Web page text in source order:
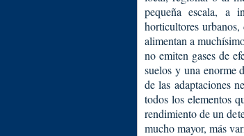
pequeña escala, a
horticultores
alimentan a
no emiten gases de
suelos y una enorme
de las adaptaciones
todos los elementos
rendimiento de un
mucho mayor, más